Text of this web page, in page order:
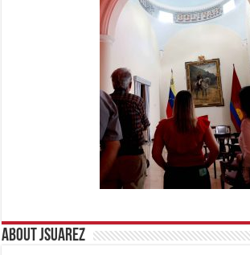
About Jsuarez